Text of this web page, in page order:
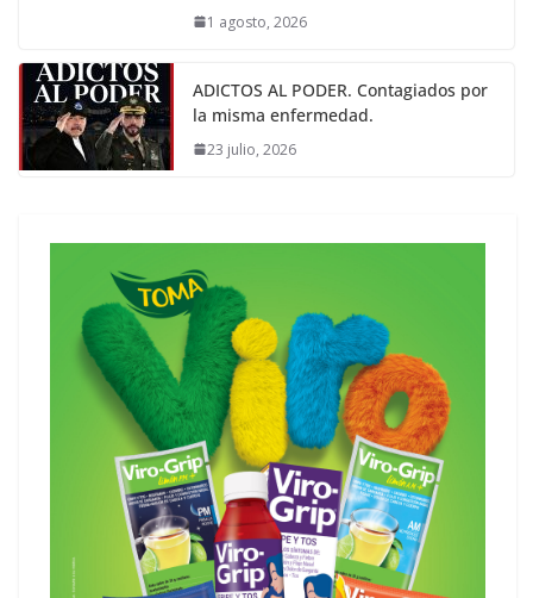
1 agosto, 2026
ADICTOS AL PODER. Contagiados por
la misma enfermedad.
23 julio, 2026